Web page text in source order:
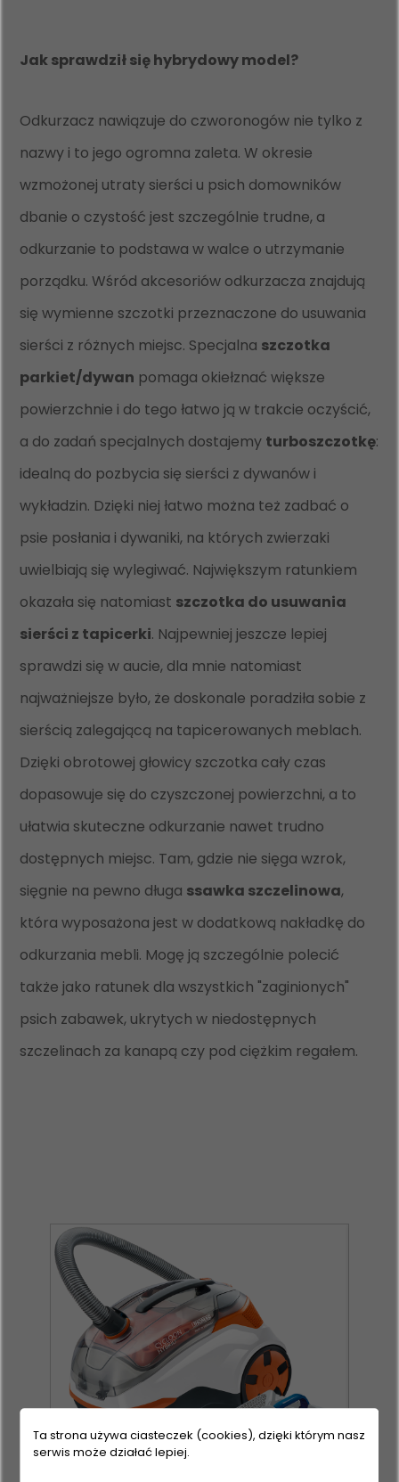
Jak sprawdził się hybrydowy model?
Odkurzacz nawiązuje do czworonogów nie tylko z
nazwy i to jego ogromna zaleta. W okresie
wzmożonej utraty sierści u psich domowników
dbanie o czystość jest szczególnie trudne, a
odkurzanie to podstawa w walce o utrzymanie
porządku. Wśród akcesoriów odkurzacza znajdują
się wymienne szczotki przeznaczone do usuwania
sierści z różnych miejsc. Specjalna szczotka
parkiet/dywan pomaga okiełznać większe
powierzchnie i do tego łatwo ją w trakcie oczyścić,
a do zadań specjalnych dostajemy turboszczotkę:
idealną do pozbycia się sierści z dywanów i
wykładzin. Dzięki niej łatwo można też zadbać o
psie posłania i dywaniki, na których zwierzaki
uwielbiają się wylegiwać. Największym ratunkiem
okazała się natomiast szczotka do usuwania
sierści z tapicerki. Najpewniej jeszcze lepiej
sprawdzi się w aucie, dla mnie natomiast
najważniejsze było, że doskonale poradziła sobie z
sierścią zalegającą na tapicerowanych meblach.
Dzięki obrotowej głowicy szczotka cały czas
dopasowuje się do czyszczonej powierzchni, a to
ułatwia skuteczne odkurzanie nawet trudno
dostępnych miejsc. Tam, gdzie nie sięga wzrok,
sięgnie na pewno długa ssawka szczelinowa,
która wyposażona jest w dodatkową nakładkę do
odkurzania mebli. Mogę ją szczególnie polecić
także jako ratunek dla wszystkich "zaginionych"
psich zabawek, ukrytych w niedostępnych
szczelinach za kanapą czy pod ciężkim regałem.
Ta strona używa ciasteczek (cookies), dzięki którym nasz
serwis może działać lepiej.